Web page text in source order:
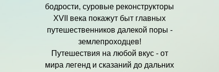
бодрости, суровые реконструкторы
XVII века покажут быт главных
путешественников далекой поры -
землепроходцев!
Путешествия на любой вкус - от
мира легенд и сказаний до дальних